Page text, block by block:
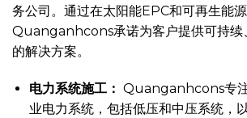
务公司。通过在太阳能EPC和可再生能
Quanganhcons承诺为客户提供可持续
的解决方案。
电力系统施工： Quanganhcons专
业电力系统，包括低压和中压系统，